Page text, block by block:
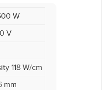
W
V
118 W/cm
mm